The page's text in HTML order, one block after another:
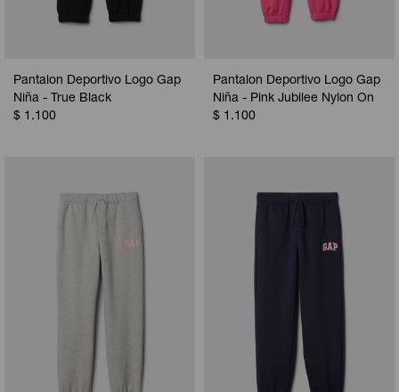
Pantalon Deportivo Logo Gap
Niña - True Black
$ 1.100
Pantalon Deportivo Logo Gap
Niña - Pink Jubilee Nylon On
$ 1.100